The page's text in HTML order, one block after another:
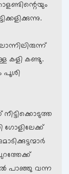
കളി കണ്ടു.
പൂശി
ഗോളിലേക്ക്
പാഞ്ഞു വന്ന